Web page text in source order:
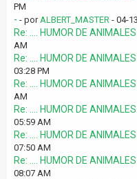
PM
- - porALBERT_MASTER - 04-
Re: .... HUMOR DE ANIMALES
AM
Re: .... HUMOR DE ANIMALES
03:28 PM
Re: .... HUMOR DE ANIMALES
AM
Re: .... HUMOR DE ANIMALES
05:59 AM
Re: .... HUMOR DE ANIMALES
07:50 AM
Re: .... HUMOR DE ANIMALES
08:07 AM